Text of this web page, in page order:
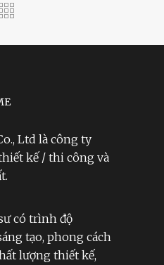
Ltd là công ty
kế / thi công và
có trình độ
tạo, phong cách
lượng thiết kế,